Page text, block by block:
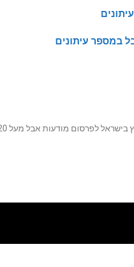
במספר עיתונים
מעל 20 שנה האתר עבר לאחרונה שדרוג מערכות על מנת שכל